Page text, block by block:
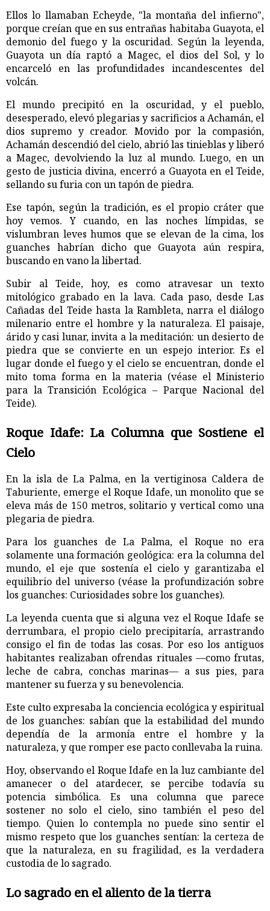
Ellos lo llamaban Echeyde, "la montaña del infierno",
porque creían que en sus entrañas habitaba Guayota, el
demonio del fuego y la oscuridad. Según la leyenda,
Guayota un día raptó a Magec, el dios del Sol, y lo
encarceló en las profundidades incandescentes del
volcán.
El mundo precipitó en la oscuridad, y el pueblo,
desesperado, elevó plegarias y sacrificios a Achamán, el
dios supremo y creador. Movido por la compasión,
Achamán descendió del cielo, abrió las tinieblas y liberó
a Magec, devolviendo la luz al mundo. Luego, en un
gesto de justicia divina, encerró a Guayota en el Teide,
sellando su furia con un tapón de piedra.
Ese tapón, según la tradición, es el propio cráter que
hoy vemos. Y cuando, en las noches límpidas, se
vislumbran leves humos que se elevan de la cima, los
guanches habrían dicho que Guayota aún respira,
buscando en vano la libertad.
Subir al Teide, hoy, es como atravesar un texto
mitológico grabado en la lava. Cada paso, desde Las
Cañadas del Teide hasta la Rambleta, narra el diálogo
milenario entre el hombre y la naturaleza. El paisaje,
árido y casi lunar, invita a la meditación: un desierto de
piedra que se convierte en un espejo interior. Es el
lugar donde el fuego y el cielo se encuentran, donde el
mito toma forma en la materia (véase el Ministerio
para la Transición Ecológica – Parque Nacional del
Teide).
Roque Idafe: La Columna que Sostiene el
Cielo
En la isla de La Palma, en la vertiginosa Caldera de
Taburiente, emerge el Roque Idafe, un monolito que se
eleva más de 150 metros, solitario y vertical como una
plegaria de piedra.
Para los guanches de La Palma, el Roque no era
solamente una formación geológica: era la columna del
mundo, el eje que sostenía el cielo y garantizaba el
equilibrio del universo (véase la profundización sobre
los guanches: Curiosidades sobre los guanches).
La leyenda cuenta que si alguna vez el Roque Idafe se
derrumbara, el propio cielo precipitaría, arrastrando
consigo el fin de todas las cosas. Por eso los antiguos
habitantes realizaban ofrendas rituales —como frutas,
leche de cabra, conchas marinas— a sus pies, para
mantener su fuerza y su benevolencia.
Este culto expresaba la conciencia ecológica y espiritual
de los guanches: sabían que la estabilidad del mundo
dependía de la armonía entre el hombre y la
naturaleza, y que romper ese pacto conllevaba la ruina.
Hoy, observando el Roque Idafe en la luz cambiante del
amanecer o del atardecer, se percibe todavía su
potencia simbólica. Es una columna que parece
sostener no solo el cielo, sino también el peso del
tiempo. Quien lo contempla no puede sino sentir el
mismo respeto que los guanches sentían: la certeza de
que la naturaleza, en su fragilidad, es la verdadera
custodia de lo sagrado.
Lo sagrado en el aliento de la tierra